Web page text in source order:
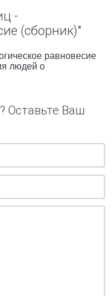
-
(сборник)"
равновесие
людей о
Оставьте Ваш